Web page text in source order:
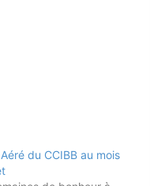
du CCIBB au mois